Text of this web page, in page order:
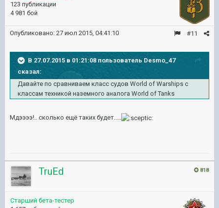
123 публикации
4 981 бой
#11
Опубликовано: 27 июл 2015, 04:41:10
В 27.07.2015 в 01:21:08 пользователь Desmo_47
сказал:
Давайте по сравниваем класс судов World of Warships с
классам техникой наземного аналога World of Tanks
Мдээээ!.. сколько ещё таких будет.....
818
TruEd
Старший бета-тестер